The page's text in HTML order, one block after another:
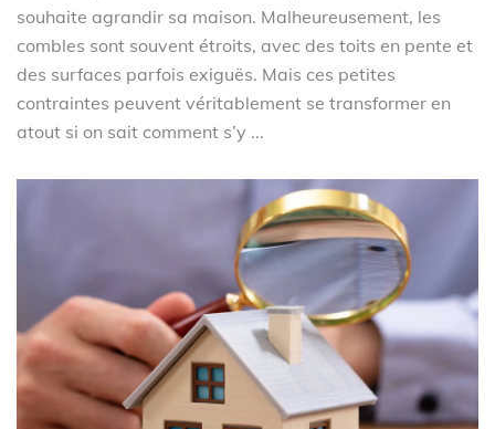
souhaite agrandir sa maison. Malheureusement, les
combles sont souvent étroits, avec des toits en pente et
des surfaces parfois exiguës. Mais ces petites
contraintes peuvent véritablement se transformer en
atout si on sait comment s’y ...